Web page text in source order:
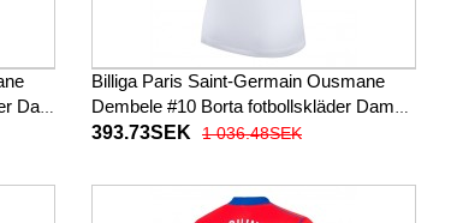
Dam
Billiga Paris Saint-Germain Ousmane
Dembele #10 Borta fotbollskläder Dam
2025-26 Kortärmad
393.73SEK 1 036.48SEK